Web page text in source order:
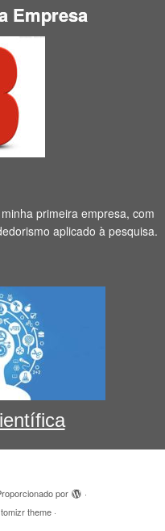
Empresa
primeira empresa, com
aplicado à pesquisa.
por
·
theme ·